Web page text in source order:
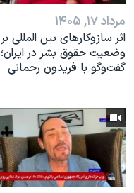
مرداد ۱۷, ۱۴۰۵
اثر ساز‌و‌کارهای بین المللی بر
وضعیت حقوق بشر در ایران؛
گفت‌وگو با فریدون رحمانی